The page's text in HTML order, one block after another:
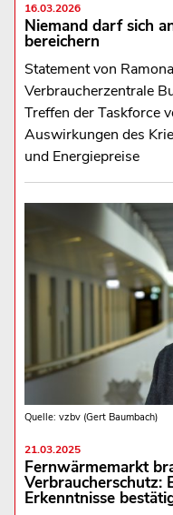
16.03.2026
Niemand darf sich
bereichern
Statement von
Verbraucherzentrale
Treffen der Taskforce
Auswirkungen des
und Energiepreise
Quelle: vzbv (Gert Baumbach)
21.03.2025
Fernwärmemarkt
Verbraucherschutz:
Erkenntnisse